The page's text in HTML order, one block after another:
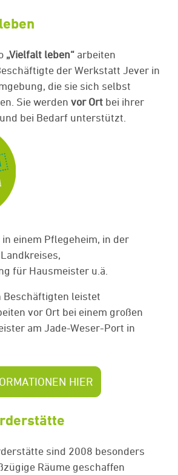
„Vielfalt leben“ arbeiten
der Werkstatt Jever in
die sie sich selbst
Sie werden vor Ort bei ihrer
bei Bedarf unterstützt.
in einem Pflegeheim, in der
für Hausmeister u.ä.
Beschäftigten leistet
vor Ort bei einem großen
am Jade-Weser-Port in
HIER
sind 2008 besonders
Räume geschaffen